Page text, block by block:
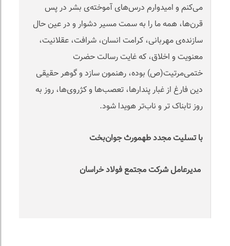
می‌کنم و امیدوارم درس‌های آموخته‌ی بشر در پس
قرن‌ها، همه ما را به سمت مسیر دشوار و در عین حال
سازنده‌ی مهربانی، کرامت انسان، شرافت، عقلانیت،
معنویت و اخلاق، که غایت رسالت حضرت
ختمی‌مرتیت(ص) بوده، رهنمون سازد و گوهر حقیقی
دین فارغ از غبار پندارها، تعصب‌ها و کژروی‌ها، روز به
روز تابناک تر و ناب‌تر هویدا شود.
با تسلیت مجدد طهمورث جوان‌بخت
مدیرعامل شرکت مجتمع فولا‌د خراسان